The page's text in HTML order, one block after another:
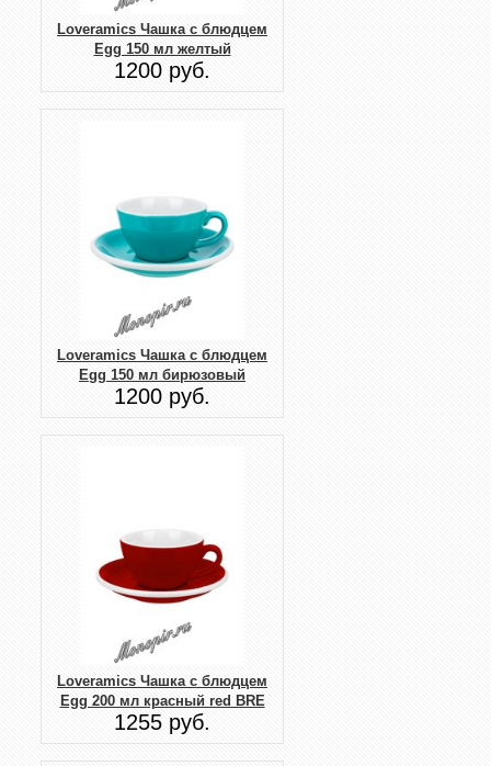
Loveramics Чашка с блюдцем
Egg 150 мл желтый
1200 руб.
Loveramics Чашка с блюдцем
Egg 150 мл бирюзовый
1200 руб.
Loveramics Чашка с блюдцем
Egg 200 мл красный red BRE
1255 руб.